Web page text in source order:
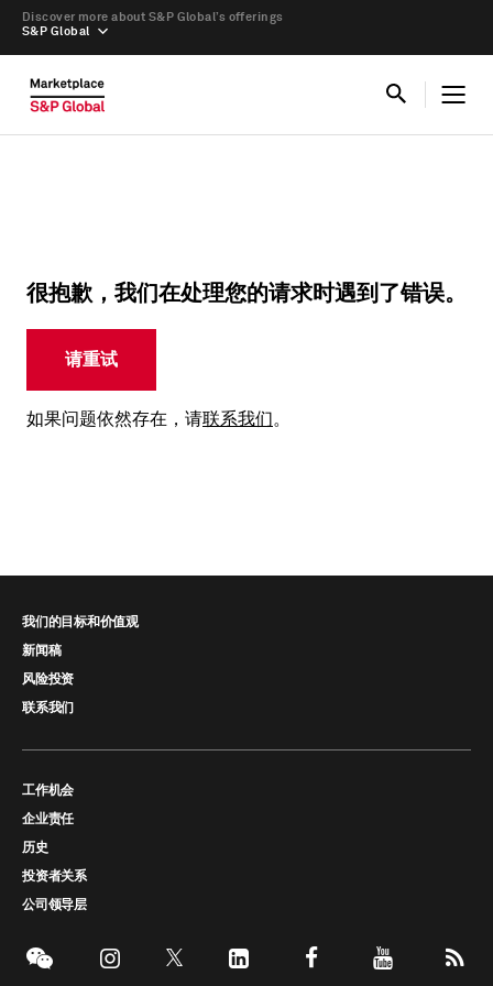
S&P Global
Discover more about S&P Global’s offerings
很抱歉，我们在处理您的请求时遇到了错误。
请重试
如果问题依然存在，请联系我们。
我们的目标和价值观
新闻稿
风险投资
联系我们
工作机会
企业责任
历史
投资者关系
公司领导层